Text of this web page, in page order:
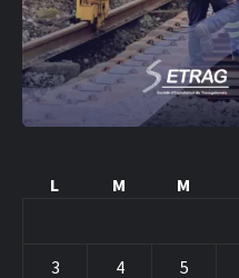
L
M M
3 4 5